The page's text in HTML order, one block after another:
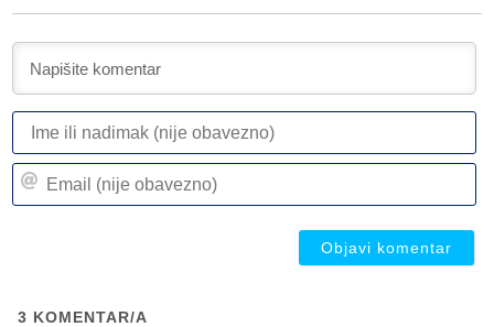
3 KOMENTAR/A